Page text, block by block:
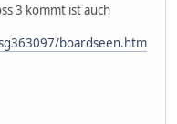
3 kommt ist auch
boardseen.htm